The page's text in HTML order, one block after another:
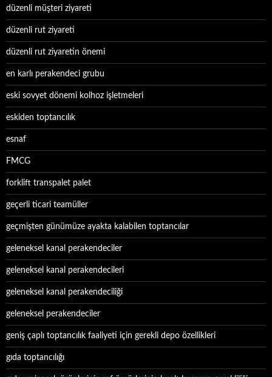
düzenli müşteri ziyareti
düzenli rut ziyareti
düzenli rut ziyaretin önemi
en karlı perakendeci grubu
eski sovyet dönemi kolhoz işletmeleri
eskiden toptancılık
esnaf
FMCG
forklift transpalet palet
geçerli ticari teamüller
geçmişten günümüze ayakta kalabilen toptancılar
geleneksel kanal perakendeciler
geleneksel kanal perakendecileri
geleneksel kanal perakendeciliği
geleneksel perakendeciler
geniş çaplı toptancılık faaliyeti için gerekli depo özellikleri
gıda toptancılığı